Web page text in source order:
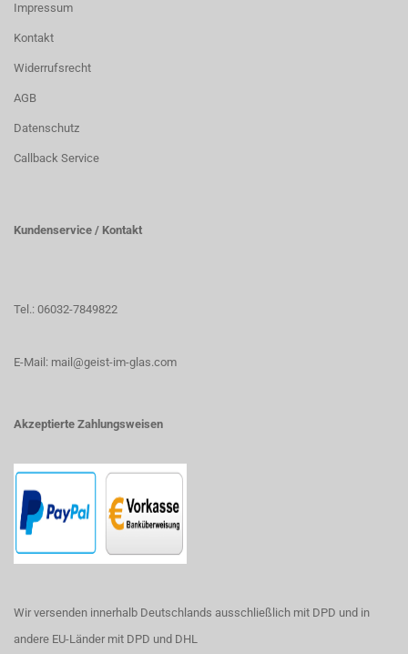
Impressum
Kontakt
Widerrufsrecht
AGB
Datenschutz
Callback Service
Kundenservice / Kontakt
Tel.: 06032-7849822
E-Mail: mail@geist-im-glas.com
Akzeptierte Zahlungsweisen
Wir versenden innerhalb Deutschlands ausschließlich mit DPD und in
andere EU-Länder mit DPD und DHL